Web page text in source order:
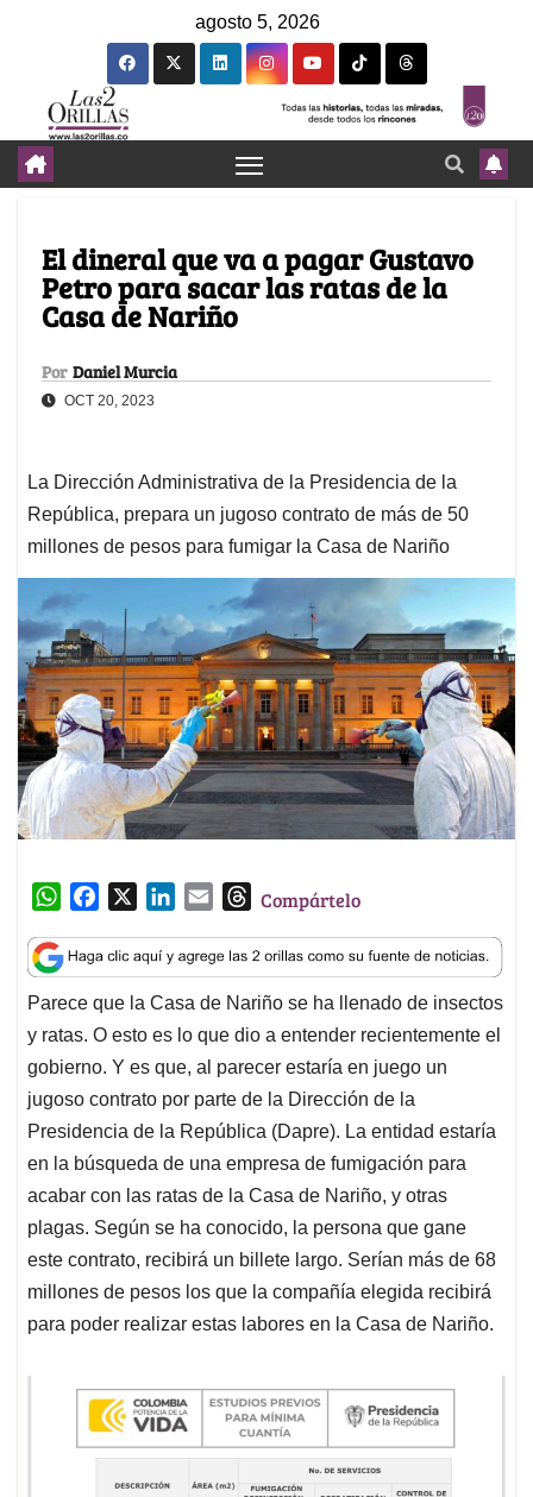
agosto 5, 2026
El dineral que va a pagar Gustavo
Petro para sacar las ratas de la
Casa de Nariño
Por Daniel Murcia
OCT 20, 2023
La Dirección Administrativa de la Presidencia de la
República, prepara un jugoso contrato de más de 50
millones de pesos para fumigar la Casa de Nariño
W
a
t
s
A
p
p
c
e
b
o
o
k
n
k
e
d
I
n
a
i
l
T
r
e
a
d
s
Compártelo
Parece que la Casa de Nariño se ha llenado de insectos
y ratas. O esto es lo que dio a entender recientemente el
gobierno. Y es que, al parecer estaría en juego un
jugoso contrato por parte de la Dirección de la
Presidencia de la República (Dapre). La entidad estaría
en la búsqueda de una empresa de fumigación para
acabar con las ratas de la Casa de Nariño, y otras
plagas. Según se ha conocido, la persona que gane
este contrato, recibirá un billete largo. Serían más de 68
millones de pesos los que la compañía elegida recibirá
para poder realizar estas labores en la Casa de Nariño.